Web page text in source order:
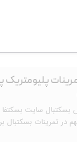
پلیومتریک
بسکتبال سایت
در تمرینات بسکتبال